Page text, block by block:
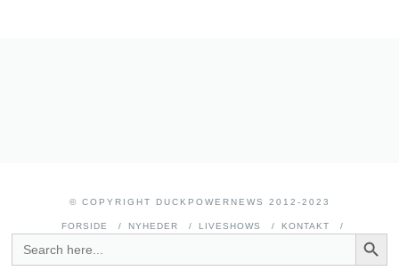
© COPYRIGHT DUCKPOWERNEWS 2012-2023
FORSIDE NYHEDER LIVESHOWS
KONTAKT
SEARCH
FOR:
SEARCH